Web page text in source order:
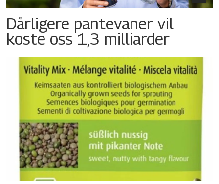
Dårligere pantevaner vil
koste oss 1,3 milliarder